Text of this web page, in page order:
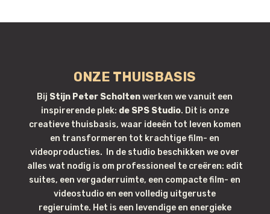
ONZE THUISBASIS
Bij Stijn Peter Scholtenwerken we vanuit een
inspirerende plek: de SPS Studio. Dit is onze
creatieve thuisbasis, waar ideeën tot leven komen
en transformeren tot krachtige film- en
videoproducties. In de studio beschikken we over
alles wat nodig is om professioneel te creëren: edit
suites, een vergaderruimte, een compacte film- en
videostudio en een volledig uitgeruste
regieruimte. Het is een levendige en energieke